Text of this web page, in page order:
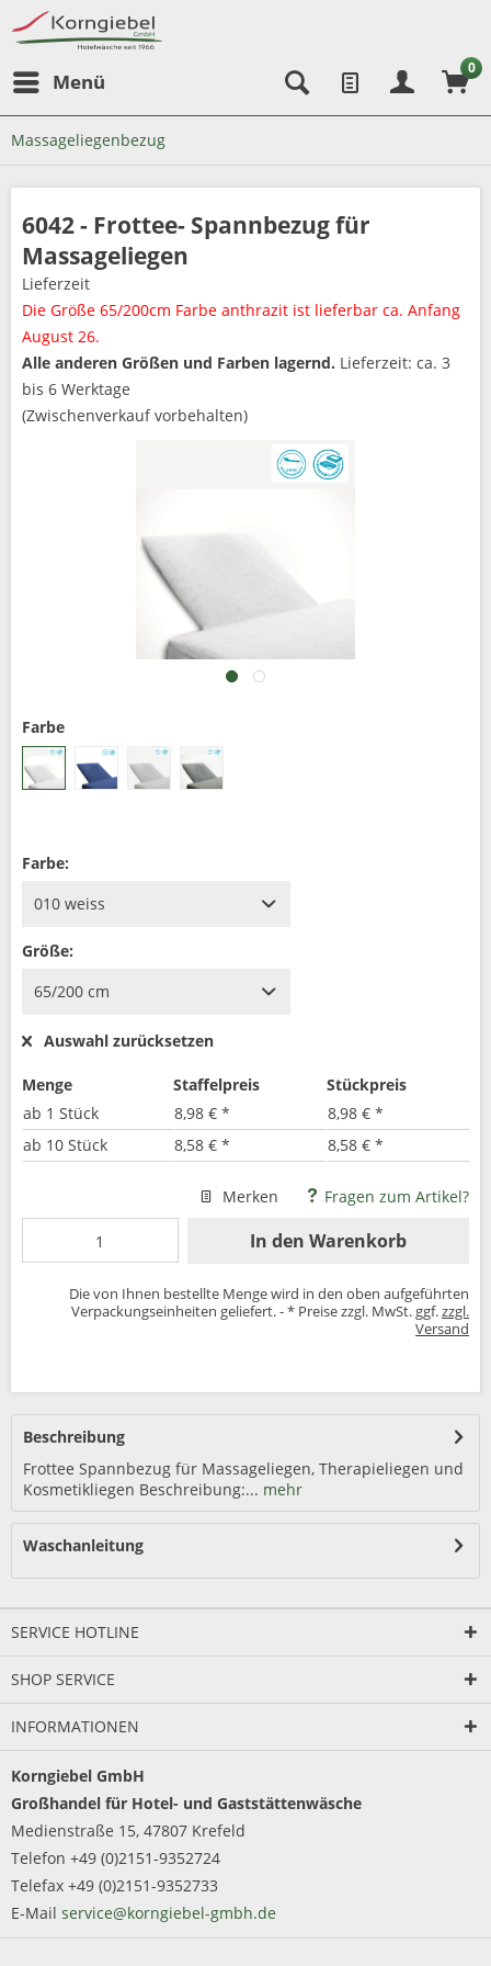
Menü
0
Massageliegenbezug
6042 - Frottee- Spannbezug für
Massageliegen
Lieferzeit
Die Größe 65/200cm Farbe anthrazit ist lieferbar ca. Anfang
August 26.
Alle anderen Größen und Farben lagernd. Lieferzeit: ca. 3
bis 6 Werktage
(Zwischenverkauf vorbehalten)
Farbe
Farbe:
Größe:
Auswahl zurücksetzen
Menge Staffelpreis
Stückpreis
ab 1 Stück 8,98 € *
8,98 € *
ab 10 Stück 8,58 € * 8,58 € *
Merken Fragen zum Artikel?
In den Warenkorb
Die von Ihnen bestellte Menge wird in den oben aufgeführten
Verpackungseinheiten geliefert. - * Preise zzgl. MwSt. ggf.zzgl.
Versand
Beschreibung
Frottee Spannbezug für Massageliegen, Therapieliegen und
Kosmetikliegen Beschreibung:... mehr
Waschanleitung
SERVICE HOTLINE
SHOP SERVICE
INFORMATIONEN
Korngiebel GmbH
Großhandel für Hotel- und Gaststättenwäsche
Medienstraße 15, 47807 Krefeld
Telefon +49 (0)2151-9352724
Telefax +49 (0)2151-9352733
E-Mail service@korngiebel-gmbh.de